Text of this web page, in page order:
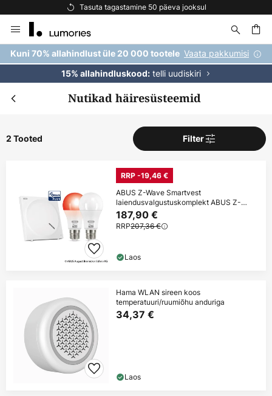
Tasuta tagastamine 50 päeva jooksul
to
Content
Kuni 70% allahindlust üle 20 000 tootele Vaata pakkumisi
15% allahindluskood:telli uudiskiri
Nutikad häiresüsteemid
2 Tooted Filter
RRP -19,46 €
ABUS Z-Wave Smartvest
laiendusvalgustuskomplekt ABUS Z-
Wave Smartvest
187,90 €
RRP207,36 €
Laos
Hama WLAN sireen koos
temperatuuri/ruumiõhu anduriga
34,37 €
Laos